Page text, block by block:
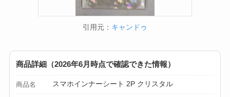
方とおすすめも紹
介！
ミルは買える？手
動・電動・ワンハン
引用元： キャンドゥ
商品詳細（2026年6月時点で確認できた情報）
商品名 スマホインナーシート 2P クリスタル